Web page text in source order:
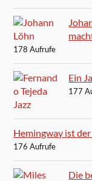
178 Aufrufe
Ein
177
Hemingway ist
176 Aufrufe
Die